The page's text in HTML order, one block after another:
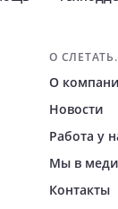
сайту
О
О
Новости
Работа у
Мы в
Контакты